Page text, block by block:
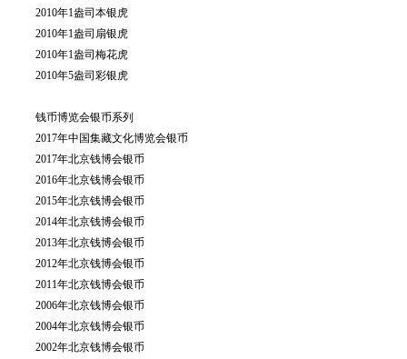
2010年1盎司本银虎
2010年1盎司扇银虎
2010年1盎司梅花虎
2010年5盎司彩银虎
钱币博览会银币系列
2017年中国集藏文化博览会银币
2017年北京钱博会银币
2016年北京钱博会银币
2015年北京钱博会银币
2014年北京钱博会银币
2013年北京钱博会银币
2012年北京钱博会银币
2011年北京钱博会银币
2006年北京钱博会银币
2004年北京钱博会银币
2002年北京钱博会银币